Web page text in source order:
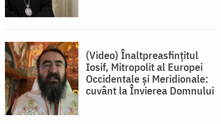
(Video) Înaltpreasfințitul
Iosif, Mitropolit al Europei
Occidentale și Meridionale:
cuvânt la Învierea Domnului